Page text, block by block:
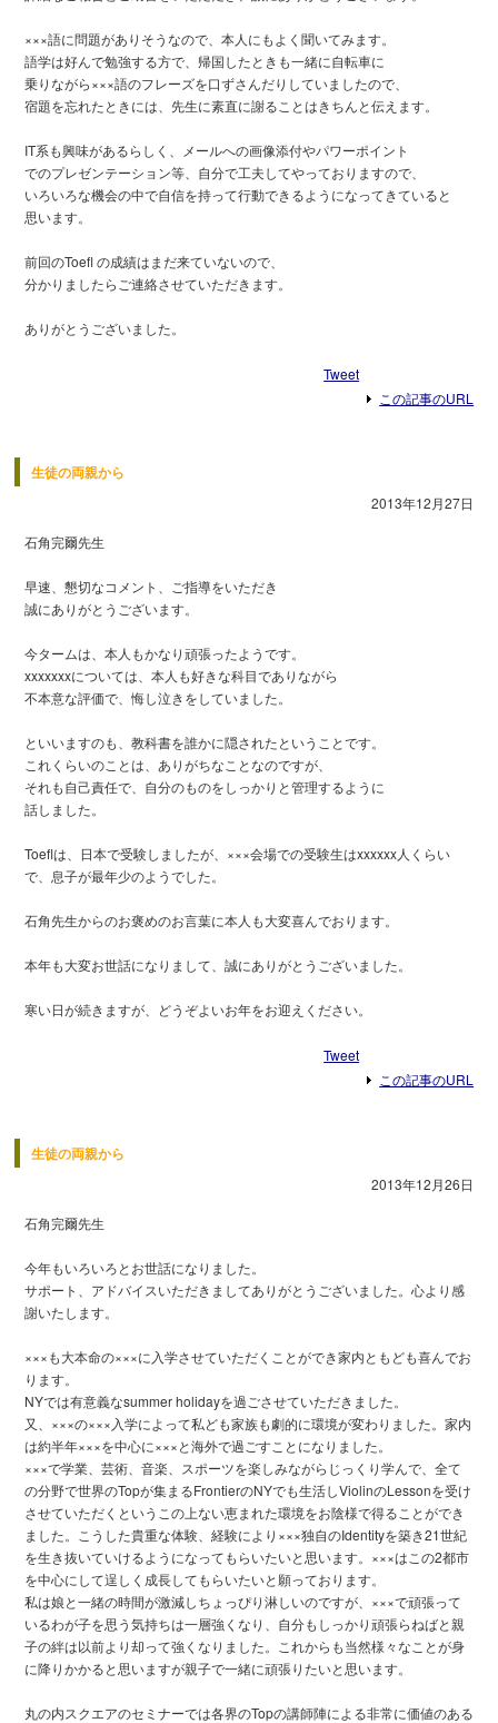
×××語に問題がありそうなので、本人にもよく聞いてみます。
語学は好んで勉強する方で、帰国したときも一緒に自転車に
乗りながら×××語のフレーズを口ずさんだりしていましたので、
宿題を忘れたときには、先生に素直に謝ることはきちんと伝えます。
IT系も興味があるらしく、メールへの画像添付やパワーポイント
でのプレゼンテーション等、自分で工夫してやっておりますので、
いろいろな機会の中で自信を持って行動できるようになってきていると
思います。
前回のToefl の成績はまだ来ていないので、
分かりましたらご連絡させていただきます。
ありがとうございました。
Tweet
この記事のURL
生徒の両親から
2013年12月27日
石角完爾先生
早速、懇切なコメント、ご指導をいただき
誠にありがとうございます。
今タームは、本人もかなり頑張ったようです。
xxxxxxxについては、本人も好きな科目でありながら
不本意な評価で、悔し泣きをしていました。
といいますのも、教科書を誰かに隠されたということです。
これくらいのことは、ありがちなことなのですが、
それも自己責任で、自分のものをしっかりと管理するように
話しました。
Toeflは、日本で受験しましたが、×××会場での受験生はxxxxxx人くらい
で、息子が最年少のようでした。
石角先生からのお褒めのお言葉に本人も大変喜んでおります。
本年も大変お世話になりまして、誠にありがとうございました。
寒い日が続きますが、どうぞよいお年をお迎えください。
Tweet
この記事のURL
生徒の両親から
2013年12月26日
石角完爾先生
今年もいろいろとお世話になりました。
サポート、アドバイスいただきましてありがとうございました。心より感
謝いたします。
×××も大本命の×××に入学させていただくことができ家内ともども喜んでお
ります。
NYでは有意義なsummer holidayを過ごさせていただきました。
又、×××の×××入学によって私ども家族も劇的に環境が変わりました。家内
は約半年×××を中心に×××と海外で過ごすことになりました。
×××で学業、芸術、音楽、スポーツを楽しみながらじっくり学んで、全て
の分野で世界のTopが集まるFrontierのNYでも生活しViolinのLessonを受け
させていただくというこの上ない恵まれた環境をお陰様で得ることができ
ました。こうした貴重な体験、経験により×××独自のIdentityを築き21世紀
を生き抜いていけるようになってもらいたいと思います。×××はこの2都市
を中心にして逞しく成長してもらいたいと願っております。
私は娘と一緒の時間が激減しちょっぴり淋しいのですが、×××で頑張って
いるわが子を思う気持ちは一層強くなり、自分もしっかり頑張らねばと親
子の絆は以前より却って強くなりました。これからも当然様々なことが身
に降りかかると思いますが親子で一緒に頑張りたいと思います。
丸の内スクエアのセミナーでは各界のTopの講師陣による非常に価値のある